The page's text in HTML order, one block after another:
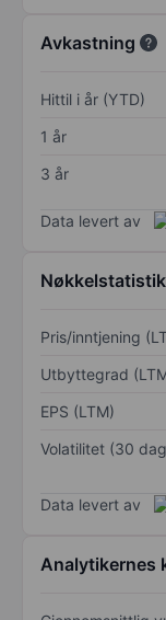
Avkastning
Hittil i år (YTD)
1 år
3 år
Data levert av
Pris/inntjening
Utbyttegrad
EPS (LTM)
Volatilitet (30
Data levert av
Analytikernes